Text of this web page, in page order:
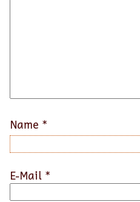
Name *
E-Mail *